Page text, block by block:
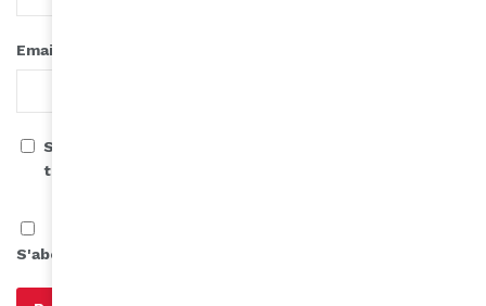
Email
Save my name, email, and website in this browser for
the next time I comment.
S'abonner à notre infolettre